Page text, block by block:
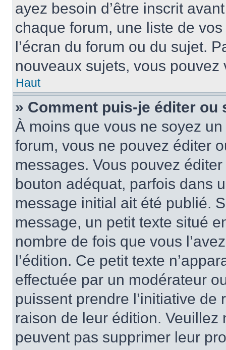
ayez besoin d’être inscrit
chaque forum, une liste de
l’écran du forum ou du sujet.
nouveaux sujets, vous
Haut
» Comment puis-je éditer
À moins que vous ne soyez
forum, vous ne pouvez éditer
messages. Vous pouvez
bouton adéquat, parfois dans
message initial ait été publié.
message, un petit texte situé
nombre de fois que vous
l’édition. Ce petit texte
effectuée par un modérateur
puissent prendre l’initiative
raison de leur édition.
peuvent pas supprimer leur